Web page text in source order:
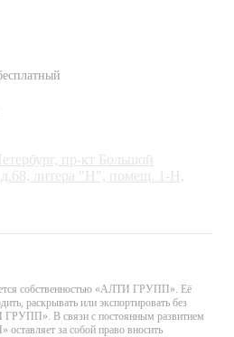
пр-кт Большой
литера "Н", помещ. 1-Н,
собственностью «АЛТИ ГРУПП». Её
раскрывать или экспортировать без
ГРУПП». В связи с постоянным развитием
за собой право вносить